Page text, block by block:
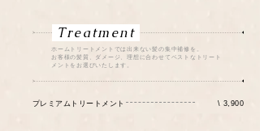
Treatment
​ホームトリートメントでは出来ない髪の集中補修を。
​お客様の髪質、ダメージ、理想に合わせてベストなトリート
メントをお選びいたします。
プレミアムトリートメント \ 3,900